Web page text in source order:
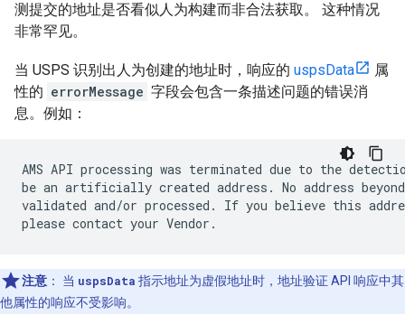
测提交的地址是否看似人为构建而非合法获取。 这种情况
非常罕见。
当 USPS 识别出人为创建的地址时，响应的 uspsData
属
性的 errorMessage 字段会包含一条描述问题的错误消
息。例如：
AMS API processing was terminated due to the
be an artificially created address. No address
validated and/or processed. If you believe this
注意 ： 当 uspsData 指示地址为虚假地址时，地址验证 API 响应中其
他属性的响应不受影响。